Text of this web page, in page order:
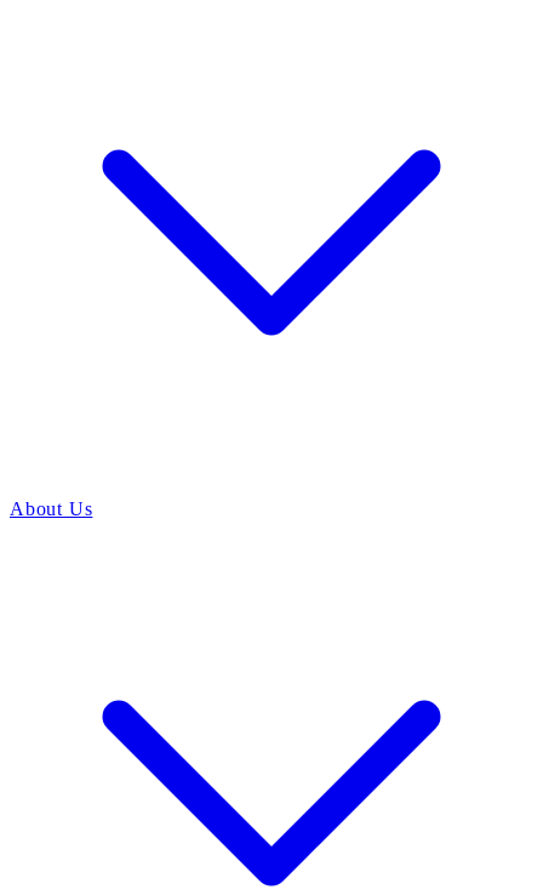
About Us